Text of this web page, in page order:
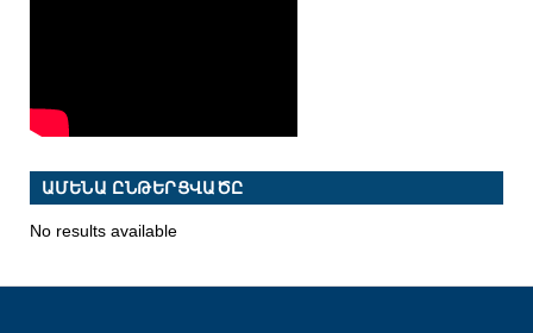
ԱՄԵՆԱ ԸՆԹԵՐՑՎԱԾԸ
No results available